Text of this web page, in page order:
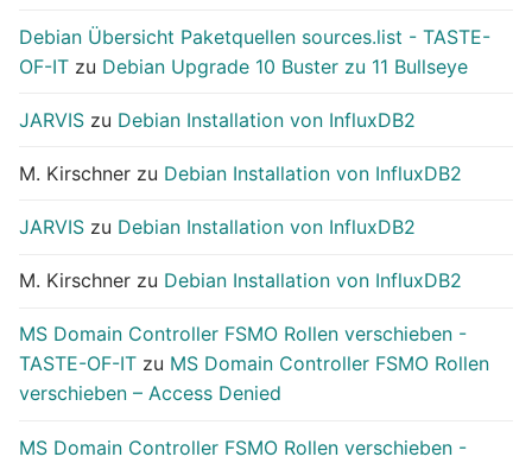
Debian Übersicht Paketquellen sources.list - TASTE-
OF-IT zu Debian Upgrade 10 Buster zu 11 Bullseye
JARVIS zu Debian Installation von InfluxDB2
M. Kirschner zu Debian Installation von InfluxDB2
JARVIS zu Debian Installation von InfluxDB2
M. Kirschner zu Debian Installation von InfluxDB2
MS Domain Controller FSMO Rollen verschieben -
TASTE-OF-IT zu MS Domain Controller FSMO Rollen
verschieben – Access Denied
MS Domain Controller FSMO Rollen verschieben -